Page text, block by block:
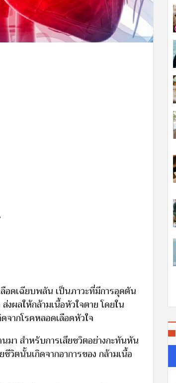
อดเฉียบพลัน เป็นภาวะที่มีการอุดตัน
งผลให้กล้ามเนื้อหัวใจตาย โดยใน
จากโรคหลอดเลือดหัวใจ
มา สำหรับการเสียชวิตอย่างกะทันหัน
วิตนั้นเกิดจากอาการของ กล้ามเนื้อ